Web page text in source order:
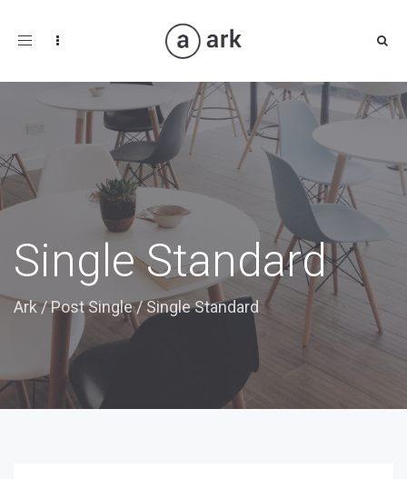
Toggle
Single Standard
Ark/Post Single/Single Standard